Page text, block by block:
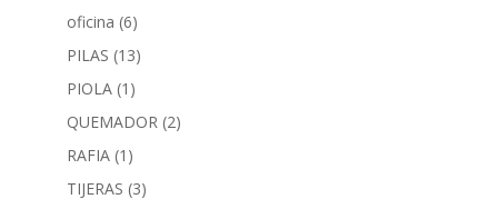
oficina (6)
PILAS (13)
PIOLA (1)
QUEMADOR (2)
RAFIA (1)
TIJERAS (3)